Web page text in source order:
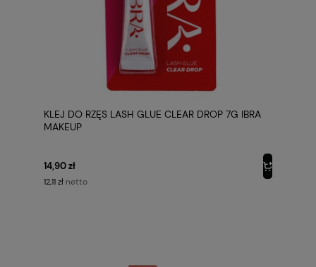
KLEJ DO RZĘS LASH GLUE CLEAR DROP 7G IBRA
MAKEUP
14,90 zł
12,11 zł netto